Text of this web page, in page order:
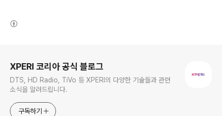
XPERI 코리아 공식 블로그
DTS, HD Radio, TiVo 등 XPERI의 다양한 기술들과 관련
소식을 알려드립니다.
구독하기